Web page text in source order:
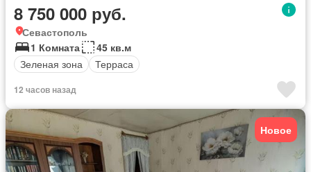
8 750 000 руб.
Севастополь
1 Комната
45 кв.м
Зеленая зона
Терраса
12 часов назад
Новое